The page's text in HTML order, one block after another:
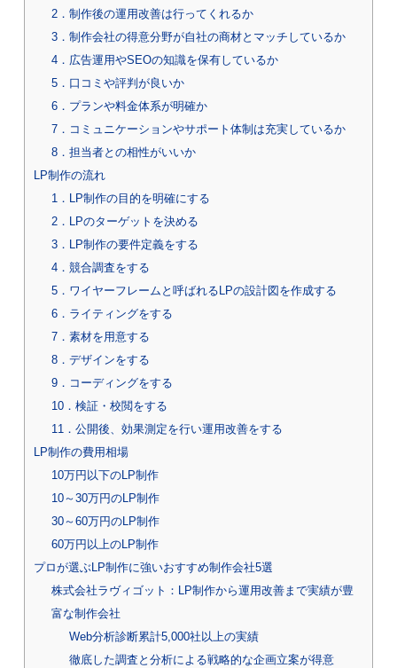
2．制作後の運用改善は行ってくれるか
3．制作会社の得意分野が自社の商材とマッチしているか
4．広告運用やSEOの知識を保有しているか
5．口コミや評判が良いか
6．プランや料金体系が明確か
7．コミュニケーションやサポート体制は充実しているか
8．担当者との相性がいいか
LP制作の流れ
1．LP制作の目的を明確にする
2．LPのターゲットを決める
3．LP制作の要件定義をする
4．競合調査をする
5．ワイヤーフレームと呼ばれるLPの設計図を作成する
6．ライティングをする
7．素材を用意する
8．デザインをする
9．コーディングをする
10．検証・校閲をする
11．公開後、効果測定を行い運用改善をする
LP制作の費用相場
10万円以下のLP制作
10～30万円のLP制作
30～60万円のLP制作
60万円以上のLP制作
プロが選ぶLP制作に強いおすすめ制作会社5選
株式会社ラヴィゴット：LP制作から運用改善まで実績が豊
富な制作会社
Web分析診断累計5,000社以上の実績
徹底した調査と分析による戦略的な企画立案が得意